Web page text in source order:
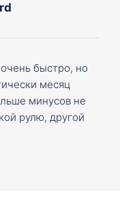
быстро, но
месяц
минусов не
рулю, другой